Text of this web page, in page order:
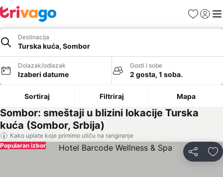
FavoritiPrijavi
Destinacija
Turska kuća, Sombor
Dolazak/odlazak
Izaberi datume
Gosti i sobe
2 gosta, 1 soba.
Sortiraj Filtriraj Mapa
Sombor: smeštaji u blizini lokacije Turska
kuća (Sombor, Srbija)
Kako uplate koje primimo utiču na rangiranje
Deli
Popularan izbor